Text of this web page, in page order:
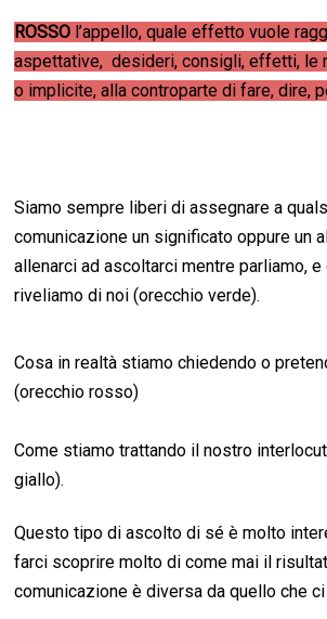
ROSSO l’appello, quale effetto vuole
aspettative, desideri, consigli, effetti,
o implicite, alla controparte di fare, dire,
Siamo sempre liberi di assegnare a
comunicazione un significato oppure un
allenarci ad ascoltarci mentre parliamo,
riveliamo di noi (orecchio verde).
Cosa in realtà stiamo chiedendo o
(orecchio rosso)
Come stiamo trattando il nostro
giallo).
Questo tipo di ascolto di sé è molto
farci scoprire molto di come mai il
comunicazione è diversa da quello che